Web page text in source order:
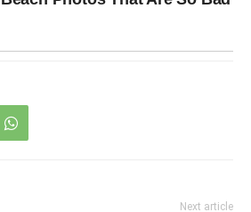
Next article